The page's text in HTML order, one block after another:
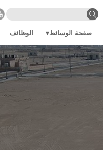
صفحة الوسائط الوظائف